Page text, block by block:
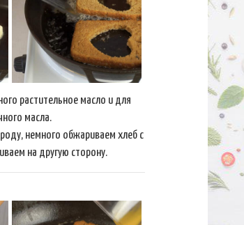
растительное масло и для
масла.
немного обжариваем хлеб с
на другую сторону.